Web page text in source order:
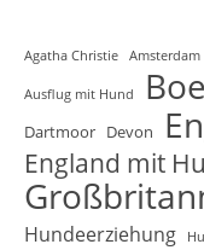
Agatha Christie Amsterdam
Ausflug mit Hund
Dartmoor Devon
England mit
Hundeerziehung